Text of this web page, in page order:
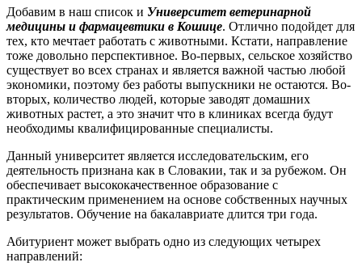
Добавим в наш список и Университет ветеринарной
медицины и фармацевтики в Кошице. Отлично подойдет для
тех, кто мечтает работать с животными. Кстати, направление
тоже довольно перспективное. Во-первых, сельское хозяйство
существует во всех странах и является важной частью любой
экономики, поэтому без работы выпускники не остаются. Во-
вторых, количество людей, которые заводят домашних
животных растет, а это значит что в клиниках всегда будут
необходимы квалифицированные специалисты.
Данный университет является исследовательским, его
деятельность признана как в Словакии, так и за рубежом. Он
обеспечивает высококачественное образование с
практическим применением на основе собственных научных
результатов. Обучение на бакалавриате длится три года.
Абитуриент может выбрать одно из следующих четырех
направлений: